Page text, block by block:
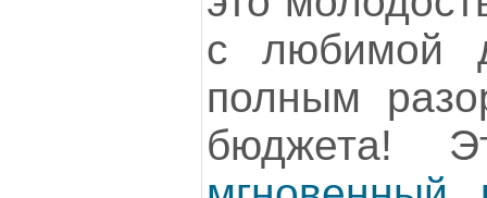
с любимой
полным
бюджета!